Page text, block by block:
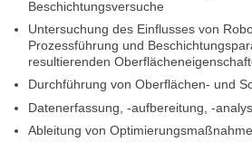
Beschichtungsversuche
Untersuchung des Einflusses von
Prozessführung und
resultierenden
Durchführung von Oberflächen- und
Datenerfassung, -aufbereitung, -
Ableitung von